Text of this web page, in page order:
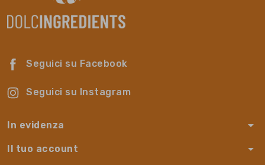
Seguici su Facebook
Seguici su Instagram
In evidenza arrow_drop_down
Il tuo account arrow_drop_down